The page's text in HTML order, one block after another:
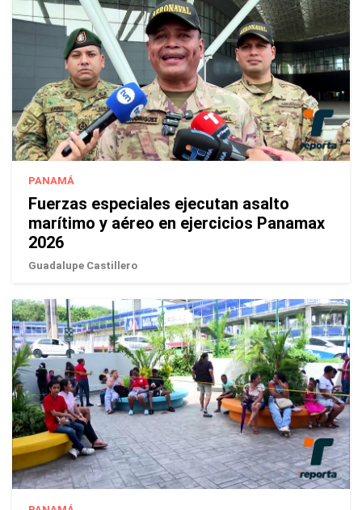
PANAMÁ
Fuerzas especiales ejecutan asalto
marítimo y aéreo en ejercicios Panamax
2026
Guadalupe Castillero